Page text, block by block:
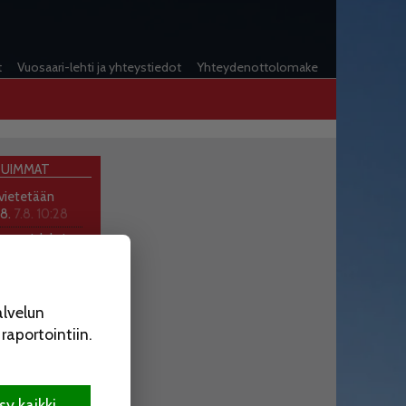
Vuosaari-lehti ja yhteystiedot Yhteydenottolomake
7.8. 10:28
lehti
vältyttiin
viihtyi
25